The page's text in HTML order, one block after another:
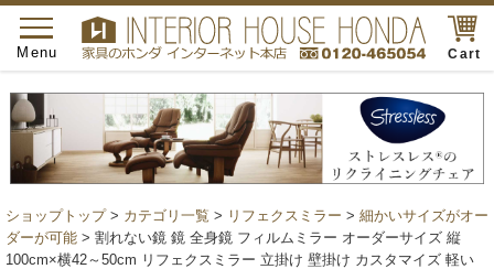
Cart
toggle
navigation
Menu
ショップトップ> カテゴリ一覧 > リフェクスミラー > 細かいサイズがオー
ダーが可能 > 割れない鏡 鏡 全身鏡 フィルムミラー オーダーサイズ 縦
100cm×横42～50cm リフェクスミラー 立掛け 壁掛け カスタマイズ 軽い